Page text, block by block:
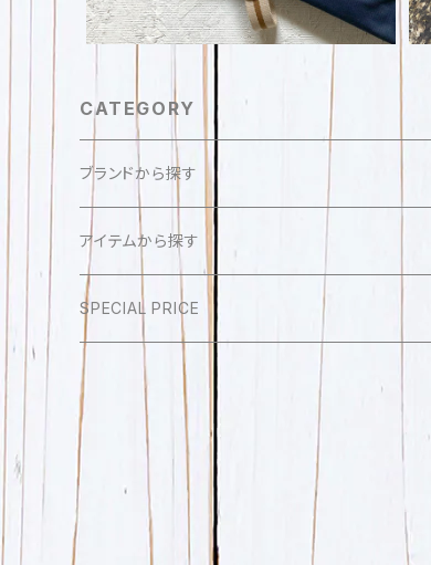
CATEGORY
ブランドから探す
sense of fun sola
ふえるとフレンズ
SENSE OF FUN
SPES1997
アイテムから探す
アクセサリー
ピアス
イヤリング
帽子
レディース帽子
ストール・マフラー
SPECIAL PRICE